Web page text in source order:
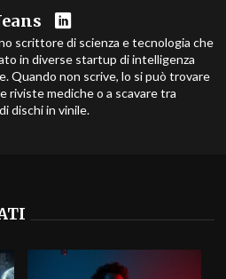
scrittore di scienza e tecnologia che
in diverse startup di intelligenza
Quando non scrive, lo si può trovare
riviste mediche o a scavare tra
dischi in vinile.